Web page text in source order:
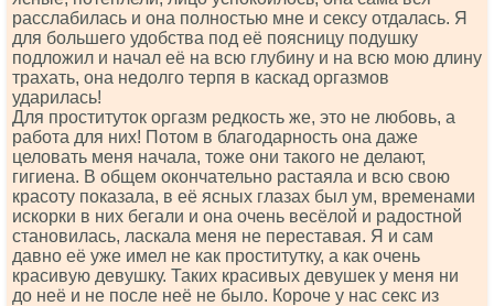
расслабилась и она полностью мне и сексу отдалась. Я
для большего удобства под её поясницу подушку
подложил и начал её на всю глубину и на всю мою длину
трахать, она недолго терпя в каскад оргазмов
ударилась!
Для проституток оргазм редкость же, это не любовь, а
работа для них! Потом в благодарность она даже
целовать меня начала, тоже они такого не делают,
гигиена. В общем окончательно растаяла и всю свою
красоту показала, в её ясных глазах был ум, временами
искорки в них бегали и она очень весёлой и радостной
становилась, ласкала меня не переставая. Я и сам
давно её уже имел не как проститутку, а как очень
красивую девушку. Таких красивых девушек у меня ни
до неё и не после неё не было. Короче у нас секс из